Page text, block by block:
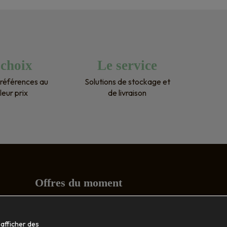
au
prix
Le service
Solutions de stockage et
de livraison
Offres du moment
des